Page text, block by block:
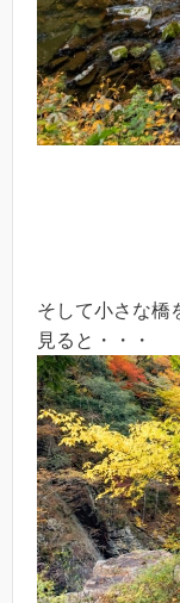
そして小さな橋
見ると・・・